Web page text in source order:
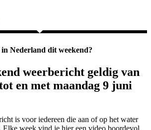
Nederland dit weekend?
weerbericht geldig van
en met maandag 9 juni
is voor iedereen die aan of op het water